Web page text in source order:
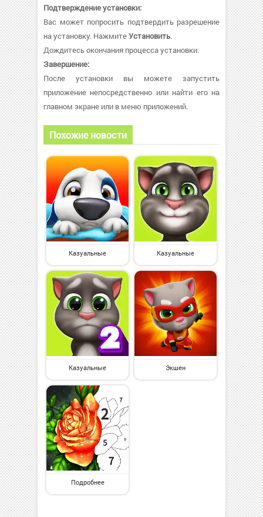
Подтверждение установки:
Вас может попросить подтвердить разрешение
на установку. НажмитеУстановить.
Дождитесь окончания процесса установки.
Завершение:
После установки вы можете запустить
приложение непосредственно или найти его на
главном экране или в меню приложений.
Похожие новости
Казуальные Казуальные
Казуальные Экшен
Подробнее